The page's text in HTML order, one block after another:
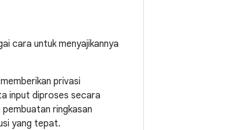
cara untuk menyajikannya
privasi
input diproses secara
ringkasan
yang tepat.